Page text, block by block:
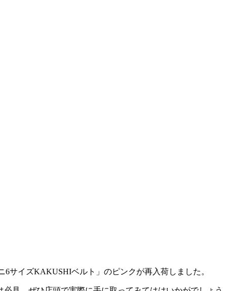
サイズKAKUSHIベルト」のピンクが再入荷しました。